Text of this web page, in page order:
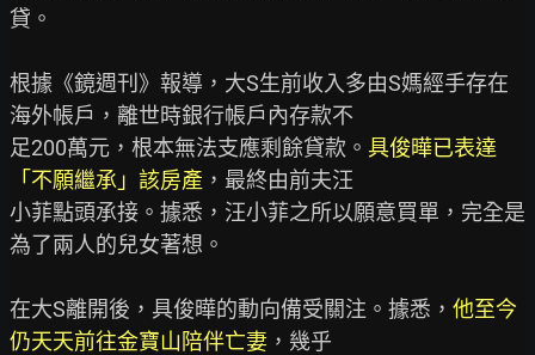
貸。
根據《鏡週刊》報導，大S生前收入多由S媽經手存在
海外帳戶，離世時銀行帳戶內存款不
足200萬元，根本無法支應剩餘貸款。 具俊曄已表達
「不願繼承」該房產 ，最終由前夫汪
小菲點頭承接。據悉，汪小菲之所以願意買單，完全是
為了兩人的兒女著想。
在大S離開後，具俊曄的動向備受關注。據悉， 他至今
仍天天前往金寶山陪伴亡妻 ，幾乎